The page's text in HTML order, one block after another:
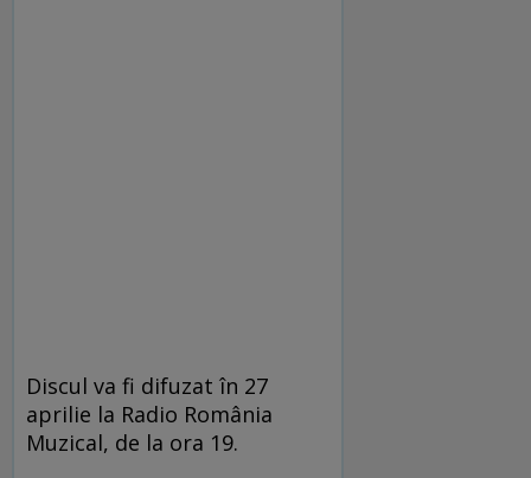
Discul va fi difuzat în 27
aprilie la Radio România
Muzical, de la ora 19.